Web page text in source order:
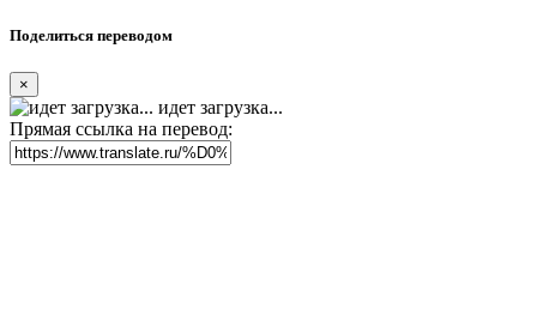
Поделиться переводом
×
идет загрузка...
Прямая ссылка на перевод: